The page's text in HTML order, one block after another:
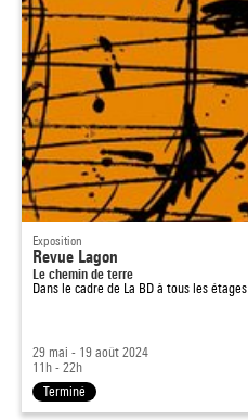
Exposition
Revue Lagon
Le chemin de terre
Dans le cadre de La BD à tous les étages
29 mai - 19 août 2024
11h - 22h
Terminé